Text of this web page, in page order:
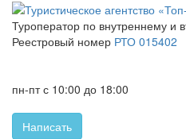
Туроператор по внутреннему и
Реестровый номер РТО 015402
пн-пт с 10:00 до 18:00
Написать